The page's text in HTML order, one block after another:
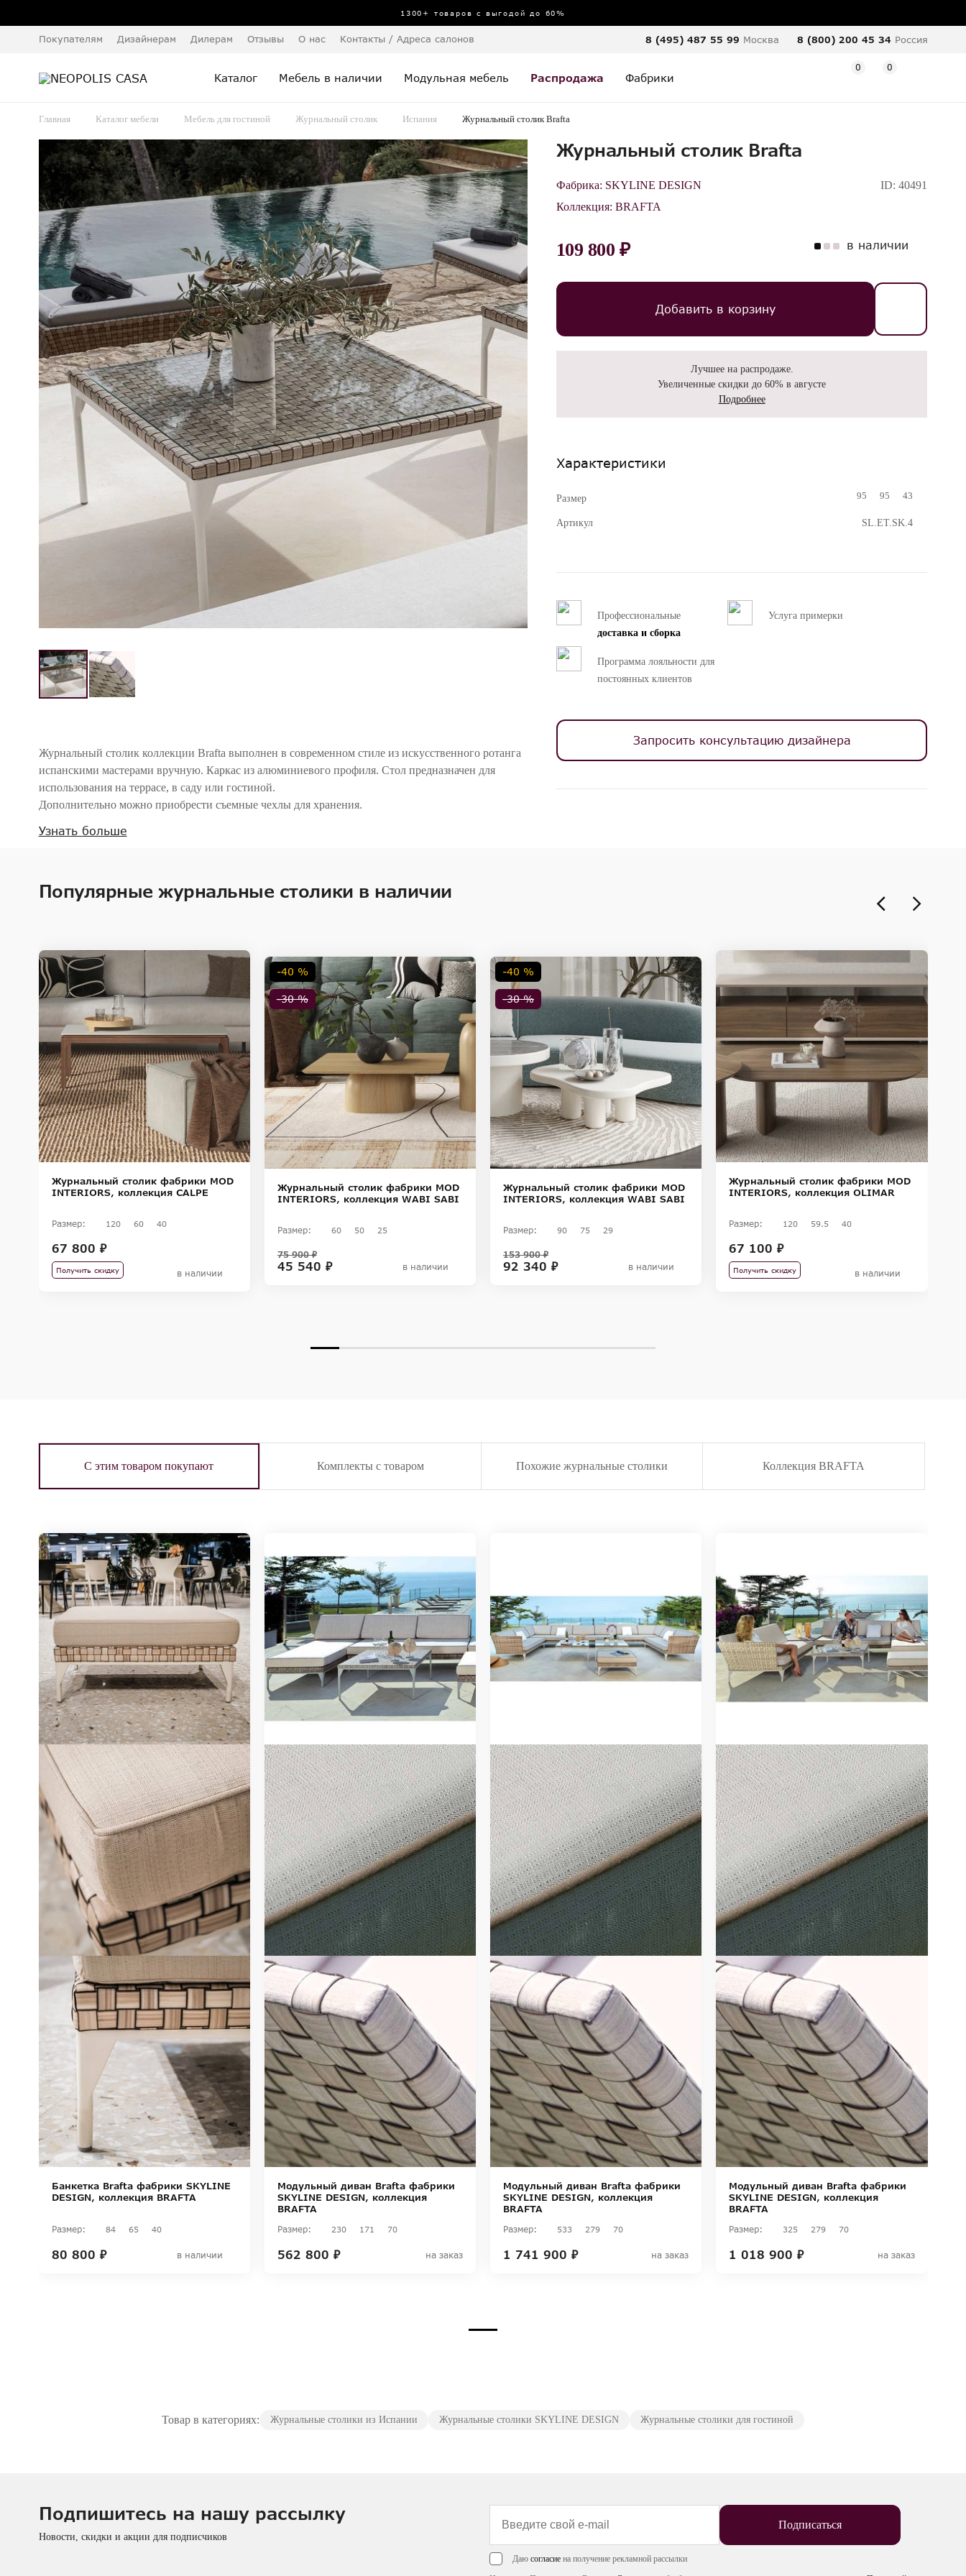
1300+ товаров с выгодой до 60%
Покупателям Дизайнерам Дилерам Отзывы О нас Контакты / Адреса салонов 8 (495) 487 55 99 Москва 8 (800) 200 45 34 Россия
Каталог Мебель в наличии Модульная мебель Распродажа Фабрики
0 0
Главная Каталог мебели Мебель для гостиной Журнальный столик Испания Журнальный столик Brafta
Журнальный столик коллекции Brafta выполнен в современном стиле из искусственного ротанга
испанскими мастерами вручную. Каркас из алюминиевого профиля. Стол предназначен для
использования на террасе, в саду или гостиной.
Дополнительно можно приобрести съемные чехлы для хранения.
Внимание! Цвета предметов на изображениях могут отличаться из-за особенностей цветопередачи различных мониторов.
Узнать больше
Журнальный столик Brafta
Фабрика: SKYLINE DESIGN
Коллекция: BRAFTA
ID:40491
109 800 ₽ в наличии
Добавить в корзину
Лучшее на распродаже.
Увеличенные скидки до 60% в августе
Подробнее
Характеристики
Размер 95 95 43
Артикул SL.ET.SK.4
Профессиональные
доставка и сборка
Услуга примерки
Программа лояльности для
постоянных клиентов
Запросить консультацию дизайнера
Популярные журнальные столики в наличии
Журнальный столик фабрики MOD
INTERIORS, коллекция CALPE
Размер: 120 60 40
67 800 ₽
Получить скидку в наличии
-30 %
-40 %
Журнальный столик фабрики MOD
INTERIORS, коллекция WABI SABI
Размер: 60 50 25
45 540 ₽
75 900 ₽
в наличии
-30 %
-40 %
Журнальный столик фабрики MOD
INTERIORS, коллекция WABI SABI
Размер: 90 75 29
92 340 ₽
153 900 ₽
в наличии
Журнальный столик фабрики MOD
INTERIORS, коллекция OLIMAR
Размер: 120 59.5 40
67 100 ₽
Получить скидку в наличии
С этим товаром покупают Комплекты с товаром Похожие журнальные столики Коллекция BRAFTA
Банкетка Brafta фабрики SKYLINE
DESIGN, коллекция BRAFTA
Размер: 84 65 40
80 800 ₽ в наличии
Модульный диван Brafta фабрики
SKYLINE DESIGN, коллекция
BRAFTA
Размер: 230 171 70
562 800 ₽ на заказ
Модульный диван Brafta фабрики
SKYLINE DESIGN, коллекция
BRAFTA
Размер: 533 279 70
1 741 900 ₽ на заказ
Модульный диван Brafta фабрики
SKYLINE DESIGN, коллекция
BRAFTA
Размер: 325 279 70
1 018 900 ₽ на заказ
Товар в категориях: Журнальные столики из Испании Журнальные столики SKYLINE DESIGN Журнальные столики для гостиной
Подпишитесь на нашу рассылку
Новости, скидки и акции для подписчиков
Подписаться
Даю согласиена получение рекламной рассылки